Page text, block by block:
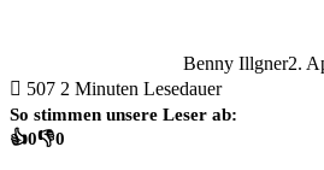
Benny Illgner2.
507 2 Minuten Lesedauer
So stimmen unsere Leser ab:
👍0👎0